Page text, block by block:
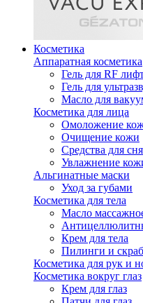
Косметика
Аппаратная косметика
Гель для RF
Гель для
Масло для
Косметика для лица
Омоложение
Очищение кожи
Средства для
Увлажнение
Альгинатные маски
Уход за губами
Косметика для тела
Масло
Крем для тела
Пилинги и
Косметика для рук и
Косметика вокруг глаз
Крем для глаз